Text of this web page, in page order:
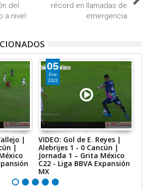
del
a nivel
récord en llamadas de
emergencia
|
|
05
Ene
2022
VIDEO: Gol de E. Reyes |
Alebrijes 1 - 0 Cancún |
Jornada 1 – Grita México
C22 - Liga BBVA Expansión
MX